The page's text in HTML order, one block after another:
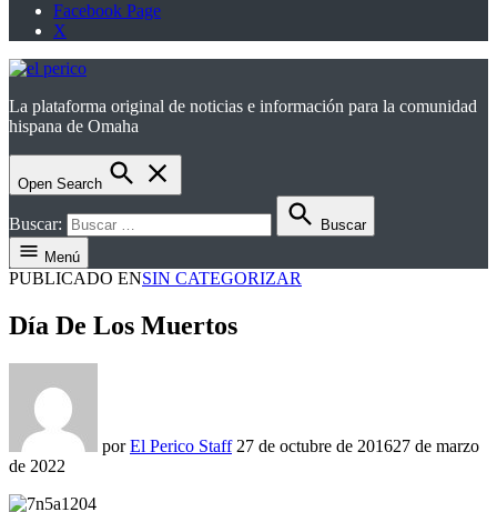
Facebook Page
X
el perico
La plataforma original de noticias e información para la comunidad
hispana de Omaha
Open Search
Buscar:
Buscar
Menú
PUBLICADO ENSIN CATEGORIZAR
Día De Los Muertos
por El Perico Staff 27 de octubre de 201627 de marzo
de 2022